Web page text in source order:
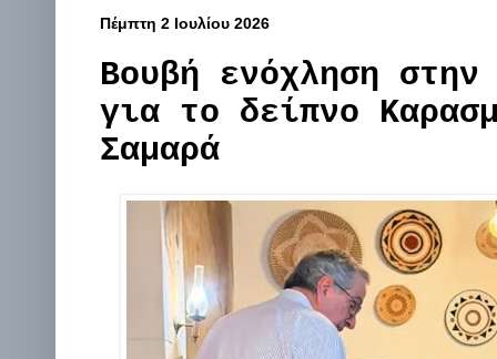
Πέμπτη 2 Ιουλίου 2026
Βουβή ενόχληση στην
για το δείπνο
Σαμαρά